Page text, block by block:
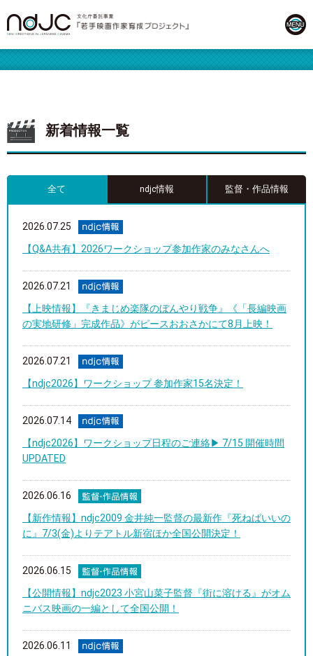
新着情報一覧
全て ndjc情報 監督・作品情報
2026.07.25
【Q&A共有】2026ワークショップ参加作家のみなさんへ
2026.07.21
【上映情報】『きまじめ楽隊のぼんやり戦争』《「長編映画
の実地研修」完成作品》がピースおおさかにて8月上映！
2026.07.21
【ndjc2026】ワークショップ 参加作家15名決定！
2026.07.14
【ndjc2026】ワークショップ日程のご連絡▶︎ 7/15 開催時間
UPDATED
2026.06.16
【新作情報】ndjc2009 金井純一監督の最新作『死ねばいいの
に』7/3(金)よりテアトル新宿ほか全国公開決定！
2026.06.15
【公開情報】ndjc2023 小宮山菜子監督『街に溶ける』がオム
ニバス映画の一編として全国公開！
2026.06.11